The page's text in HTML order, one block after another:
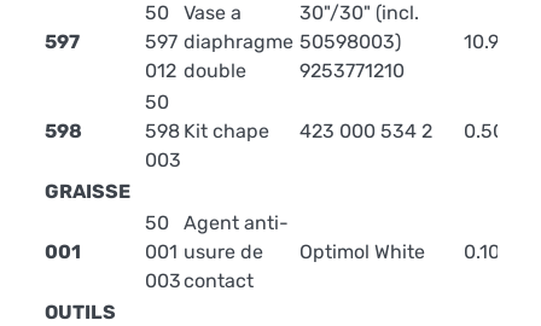
597
50
597
012
Vase a
diaphragme
double
30"/30" (incl.
50598003)
9253771210
10.97
598
50
598
003
Kit chape 423 000 534 2 0.50
GRAISSE
001
50
001
003
Agent anti-
usure de
contact
Optimol White 0.10
OUTILS